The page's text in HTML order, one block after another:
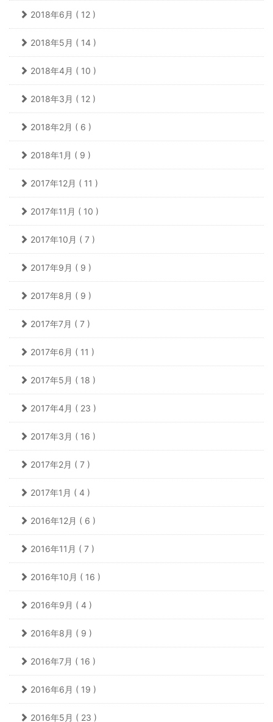
2018年6月 ( 12 )
2018年5月 ( 14 )
2018年4月 ( 10 )
2018年3月 ( 12 )
2018年2月 ( 6 )
2018年1月 ( 9 )
2017年12月 ( 11 )
2017年11月 ( 10 )
2017年10月 ( 7 )
2017年9月 ( 9 )
2017年8月 ( 9 )
2017年7月 ( 7 )
2017年6月 ( 11 )
2017年5月 ( 18 )
2017年4月 ( 23 )
2017年3月 ( 16 )
2017年2月 ( 7 )
2017年1月 ( 4 )
2016年12月 ( 6 )
2016年11月 ( 7 )
2016年10月 ( 16 )
2016年9月 ( 4 )
2016年8月 ( 9 )
2016年7月 ( 16 )
2016年6月 ( 19 )
2016年5月 ( 23 )